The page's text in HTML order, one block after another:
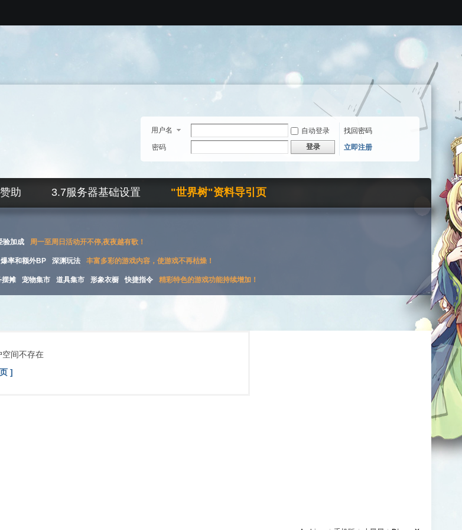
用户名 自动登录
找回密码
密码
登录 立即注册
助 3.7服务器基础设置 "世界树"资料导引页
加成 周一至周日活动开不停,夜夜越有歌！
爆率和额外BP 深渊玩法 丰富多彩的游戏内容，使游戏不再枯燥！
摆摊 宠物集市 道具集市 形象衣橱 快捷指令 精彩特色的游戏功能持续增加！
空间不存在
]